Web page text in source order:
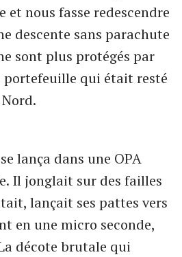
nous fasse redescendre
descente sans parachute
sont plus protégés par
portefeuille qui était resté
lança dans une OPA
Il jonglait sur des failles
lançait ses pattes vers
en une micro seconde,
décote brutale qui